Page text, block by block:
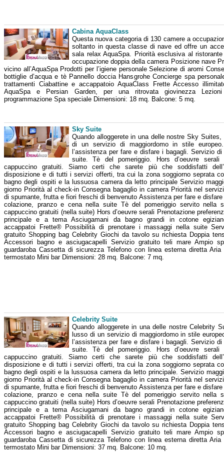
Cabina AquaClass
Questa nuova categoria di 130 camere a
soltanto in questa classe di nave ed offre un
sala relax AquaSpa. Priorità esclusiva al
occupazione doppia della camera Posizione nave
vicino all’AquaSpa Prodotti per l’igiene personale Selezione di aromi
bottiglie d’acqua e tè Pannello doccia Hansgrohe Concierge spa
trattamenti Ciabattine e accappatoio AquaClass Frette Accesso
AquaSpa e Persian Garden, per una ritrovata giovinezza
programmazione Spa speciale Dimensioni: 18 mq. Balcone: 5 mq.
Sky Suite
Quando alloggerete in una delle nostre Sky Suites,
di un servizio di maggiordomo in stile
l’assistenza per fare e disfare i bagagli. Servizio
suite. Tè del pomeriggio. Hors d’oeuvre
cappuccino gratuiti. Siamo certi che sarete più che soddisfatti
disposizione e di tutti i servizi offerti, tra cui la zona soggiorno seprata
bagno degli ospiti e la lussuosa camera da letto principale Servizio
giorno Priorità al check-in Consegna bagaglio in camera Priorità nel
di spumante, frutta e fiori freschi di benvenuto Assistenza per fare e
colazione, pranzo e cena nella suite Tè del pomeriggio servito nella
cappuccino gratuiti (nella suite) Hors d’oeuvre serali Prenotazione
principale e a tema Asciugamani da bagno grandi in cotone
accappatoi Frette® Possibilità di prenotare i massaggi nella suite
gratuito Shopping bag Celebrity Giochi da tavolo su richiesta Doppia
Accessori bagno e asciugacapelli Servizio gratuito teli mare Ampio
guardaroba Cassetta di sicurezza Telefono con linea esterna diretta Aria
termostato Mini bar Dimensioni: 28 mq. Balcone: 7 mq.
Celebrity Suite
Quando alloggerete in una delle nostre Celebrity
lusso di un servizio di maggiordomo in stile
l’assistenza per fare e disfare i bagagli. Servizio
suite. Tè del pomeriggio. Hors d’oeuvre
cappuccino gratuiti. Siamo certi che sarete più che soddisfatti
disposizione e di tutti i servizi offerti, tra cui la zona soggiorno seprata
bagno degli ospiti e la lussuosa camera da letto principale. Servizio
giorno Priorità al check-in Consegna bagaglio in camera Priorità nel
di spumante, frutta e fiori freschi di benvenuto Assistenza per fare e
colazione, pranzo e cena nella suite Tè del pomeriggio servito nella
cappuccino gratuiti (nella suite) Hors d’oeuvre serali Prenotazione
principale e a tema Asciugamani da bagno grandi in cotone
accappatoi Frette® Possibilità di prenotare i massaggi nella suite
gratuito Shopping bag Celebrity Giochi da tavolo su richiesta Doppia
Accessori bagno e asciugacapelli Servizio gratuito teli mare Ampio
guardaroba Cassetta di sicurezza Telefono con linea esterna diretta Aria
termostato Mini bar Dimensioni: 37 mq. Balcone: 10 mq.